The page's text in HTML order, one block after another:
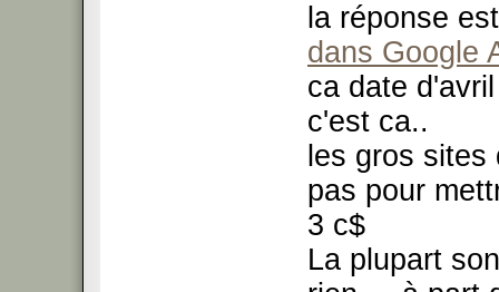
la réponse
dans Google
ca date
c'est ca..
les gros
pas pour
3 c$
La plupart